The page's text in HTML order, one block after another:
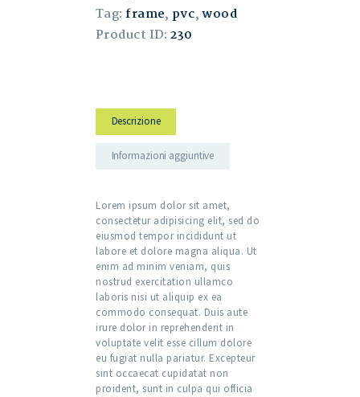
Tag:frame, pvc,wood
Product ID:230
Descrizione
Informazioni aggiuntive
Lorem ipsum dolor sit amet,
consectetur adipisicing elit, sed do
eiusmod tempor incididunt ut
labore et dolore magna aliqua. Ut
enim ad minim veniam, quis
nostrud exercitation ullamco
laboris nisi ut aliquip ex ea
commodo consequat. Duis aute
irure dolor in reprehenderit in
voluptate velit esse cillum dolore
eu fugiat nulla pariatur. Excepteur
sint occaecat cupidatat non
proident, sunt in culpa qui officia